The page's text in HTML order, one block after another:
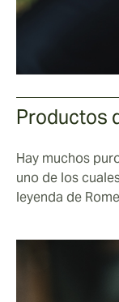
Productos
Hay muchos
uno de los
leyenda de